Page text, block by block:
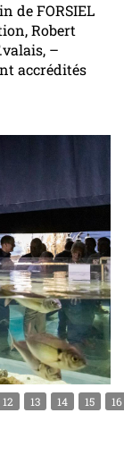
de FORSIEL
Robert
–
accrédités
12 13 14 15 16